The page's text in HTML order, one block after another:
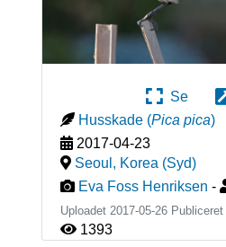
Se
Husskade (Pica pica)
2017-04-23
Seoul , Korea (Syd)
Eva Foss Henriksen -
Uploadet 2017-05-26 Publiceret
1393